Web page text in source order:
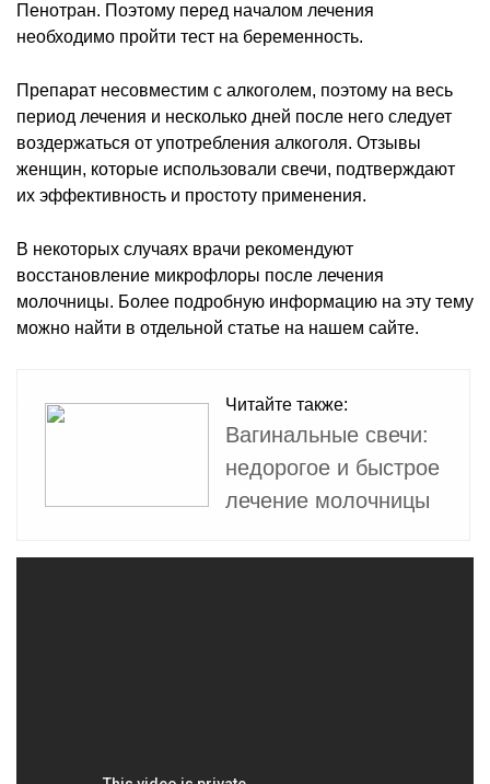
Пенотран. Поэтому перед началом лечения
необходимо пройти тест на беременность.
Препарат несовместим с алкоголем, поэтому на весь
период лечения и несколько дней после него следует
воздержаться от употребления алкоголя. Отзывы
женщин, которые использовали свечи, подтверждают
их эффективность и простоту применения.
В некоторых случаях врачи рекомендуют
восстановление микрофлоры после лечения
молочницы. Более подробную информацию на эту тему
можно найти в отдельной статье на нашем сайте.
Читайте также:
Вагинальные свечи:
недорогое и быстрое
лечение молочницы